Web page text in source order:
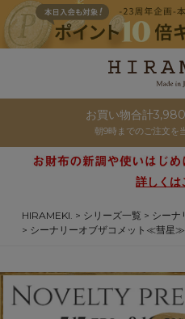
お買い物合計
朝9時までのご注文を
詳しくは
HIRAMEKI. シリーズ一覧
シー
シーナリーオブザコメット≪彗星≫